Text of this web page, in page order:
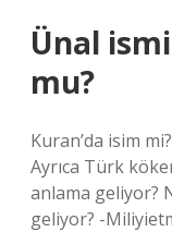
Ünal
mu?
Kuran’da isim
Ayrıca Türk
anlama geliyor?
geliyor? -